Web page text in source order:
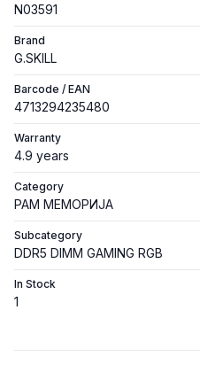
N03591
Brand
G.SKILL
Barcode / EAN
4713294235480
Warranty
4.9 years
Category
РАМ МЕМОРИЈА
Subcategory
DDR5 DIMM GAMING RGB
In Stock
1